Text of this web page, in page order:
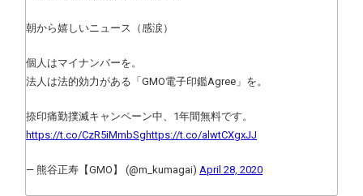
朝から嬉しいニュース（感涙）
個人はマイナンバーを。
法人は法的効力がある「GMO電子印鑑Agree」を。
捺印痛勤撲滅キャンペーン中、1年間無料です。
https://t.co/CzR5iMmbSg https://t.co/alwtCXgxJJ
— 熊谷正寿【GMO】 (@m_kumagai) April 28, 2020